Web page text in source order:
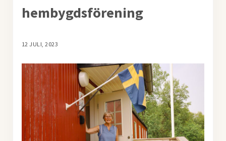
hembygdsförening
12 JULI, 2023